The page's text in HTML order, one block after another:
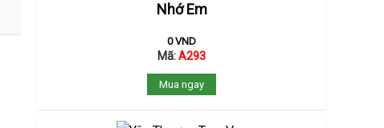
Nhớ Em
0VND
Mã:A293
Mua ngay